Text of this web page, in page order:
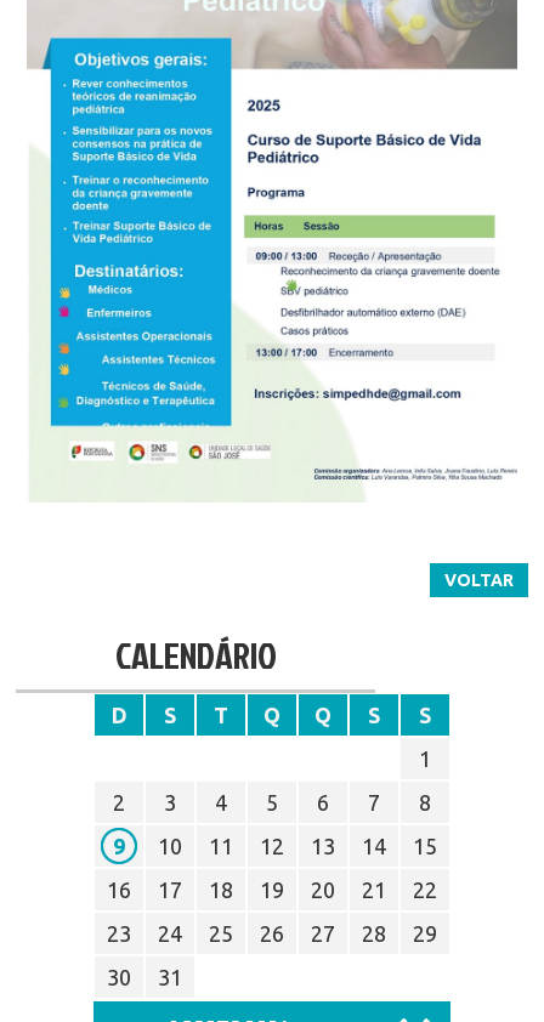
VOLTAR
CALENDÁRIO
D S T Q Q S
S
1
2
3 4 5 6 7
8
9
10 11 12 13 14
15
16
17 18 19 20 21
22
23
24 25 26 27 28
29
30
31